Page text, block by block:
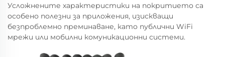
Усложнените характеристики на покритието са
особено полезни за приложения, изискващи
безпроблемно преминаване, като публични WiFi
мрежи или мобилни комуникационни системи.